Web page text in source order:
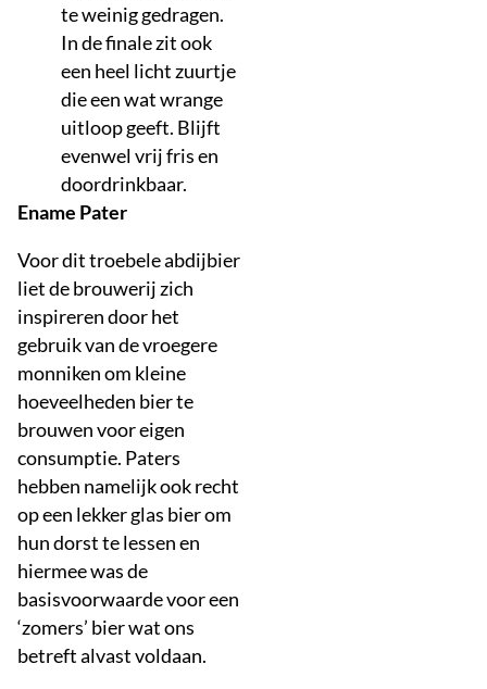
te weinig gedragen.
In de finale zit ook
een heel licht zuurtje
die een wat wrange
uitloop geeft. Blijft
evenwel vrij fris en
doordrinkbaar.
Ename Pater
Voor dit troebele abdijbier
liet de brouwerij zich
inspireren door het
gebruik van de vroegere
monniken om kleine
hoeveelheden bier te
brouwen voor eigen
consumptie. Paters
hebben namelijk ook recht
op een lekker glas bier om
hun dorst te lessen en
hiermee was de
basisvoorwaarde voor een
‘zomers’ bier wat ons
betreft alvast voldaan.